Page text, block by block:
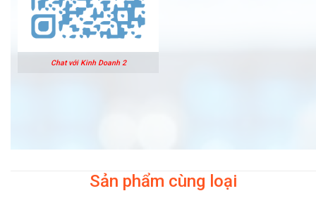
Chat với Kinh Doanh 2
Sản phẩm cùng loại